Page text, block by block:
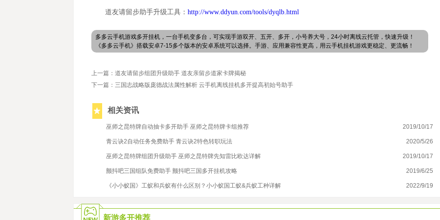
道友请留步助手升级工具： http://www.ddyun.com/tools/dyqlb.html
多多云手机游戏多开挂机，一台手机变多台，可实现手游双开、五开、多开，小号养大号，24小时离线云托管，快速升级！
《多多云手机》搭载安卓7-15多个版本的安卓系统可以选择。手游、应用兼容性更高，用云手机挂机游戏更稳定、更流畅！
上一篇：道友请留步组团升级助手 道友亲留步道家卡牌揭秘
下一篇：三国志战略版庞德战法属性解析 云手机离线挂机多开提高初始号助手
相关资讯
巫师之昆特牌自动抽卡多开助手 巫师之昆特牌卡组推荐 2019/10/17
青云诀2自动任务免费助手 青云诀2特色转职玩法 2020/5/26
巫师之昆特牌组团升级助手 巫师之昆特牌先知雷比欧达详解 2019/10/17
颤抖吧三国组队免费助手 颤抖吧三国多开挂机攻略 2019/6/25
《小小蚁国》工蚁和兵蚁有什么区别？小小蚁国工蚁&兵蚁工种详解 2022/9/19
新游多开推荐